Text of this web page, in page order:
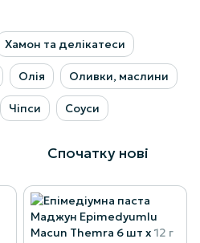
Хамон та делікатеси
Олія Оливки, маслини
Чіпси Соуси
Спочатку нові